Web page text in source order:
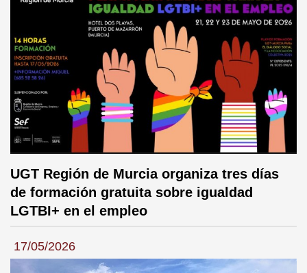
UGT Región de Murcia organiza tres días
de formación gratuita sobre igualdad
LGTBI+ en el empleo
17/05/2026